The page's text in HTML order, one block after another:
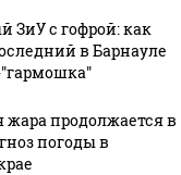
ЗиУ с гофрой: как
в Барнауле
продолжается в
погоды в